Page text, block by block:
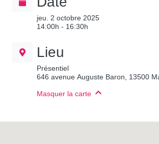
jeu. 2 octobre 2025
14:00h - 16:30h
Lieu
Présentiel
646 avenue Auguste Baron, 13500
Masquer la carte